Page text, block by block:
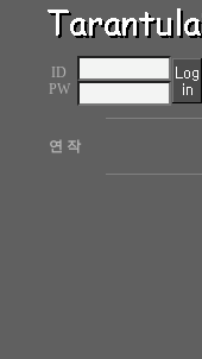
ID
PW
연 작